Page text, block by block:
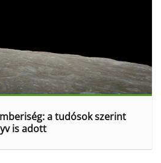
a tudósok szerint
is adott